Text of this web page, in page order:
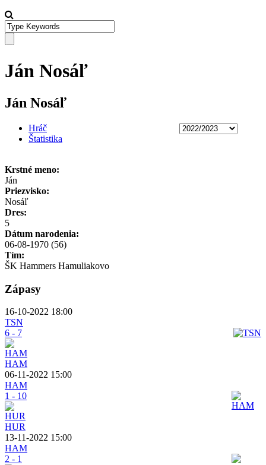
Ján Nosáľ
Ján Nosáľ
Hráč
Štatistika
Krstné meno:
Ján
Priezvisko:
Nosáľ
Dres:
5
Dátum narodenia:
06-08-1970 (56)
Tím:
ŠK Hammers Hamuliakovo
Zápasy
16-10-2022 18:00
TSN
6 - 7
HAM
06-11-2022 15:00
HAM
1 - 10
HUR
13-11-2022 15:00
HAM
2 - 1